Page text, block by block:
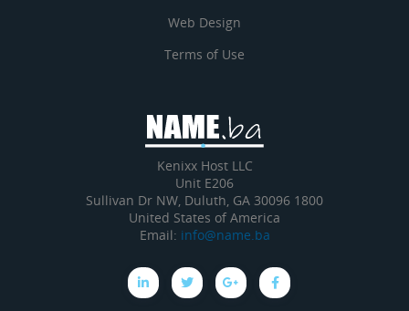
Web Design
Terms of Use
Kenixx Host LLC
Unit E206
1800 Sullivan Dr NW, Duluth, GA 30096
United States of America
Email: info@name.ba